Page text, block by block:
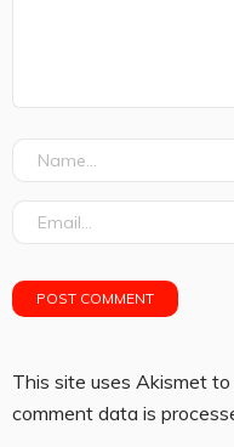
This site uses Akismet to
comment data is